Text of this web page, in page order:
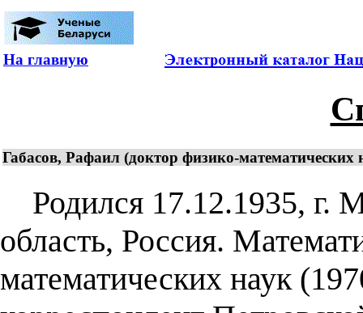
На главную
Габасов, Рафаил (доктор физико-
Родился 17.12.1935, г.
область, Россия.
математических наук